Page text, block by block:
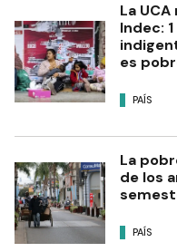
La
Indec:
es
PAÍS
La
de los
PAÍS